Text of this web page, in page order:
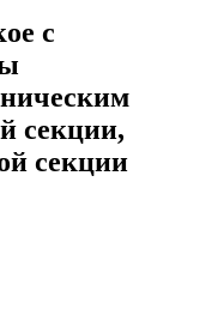
с
секции,
секции